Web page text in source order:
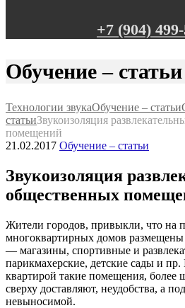
+7 (904)
Обучение – статьи
Технологии звукаОбучение – статьи
статьиЗвукоизоляция
помещений
21.02.2017 Обучение – статьи
Звукоизоляция
общественных
Жители городов, привыкли, что на
многоквартирных домов размещены
— магазины, спортивные и
парикмахерские, детские сады и
квартирой такие помещения,
сверху доставляют, неудобства, а
невыносимой.